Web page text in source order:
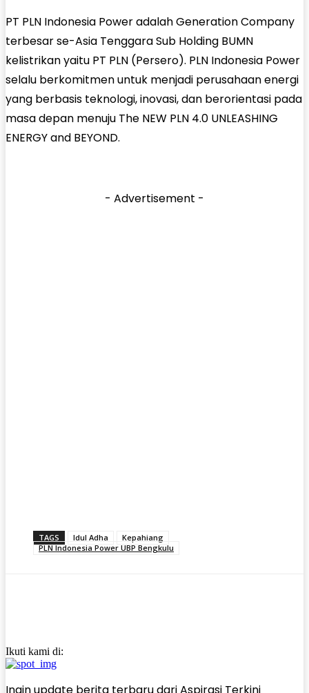
PT PLN Indonesia Power adalah Generation Company
terbesar se-Asia Tenggara Sub Holding BUMN
kelistrikan yaitu PT PLN (Persero). PLN Indonesia Power
selalu berkomitmen untuk menjadi perusahaan energi
yang berbasis teknologi, inovasi, dan berorientasi pada
masa depan menuju The NEW PLN 4.0 UNLEASHING
ENERGY and BEYOND.
- Advertisement -
TAGS Idul Adha
Kepahiang
PLN Indonesia Power UBP Bengkulu
Ikuti kami di:
Ingin update berita terbaru dari Aspirasi Terkini